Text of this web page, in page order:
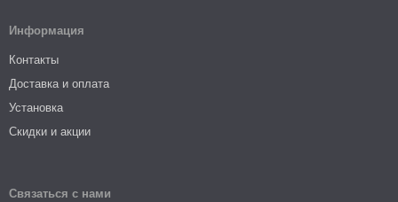
Информация
Контакты
Доставка и оплата
Установка
Скидки и акции
Связаться с нами